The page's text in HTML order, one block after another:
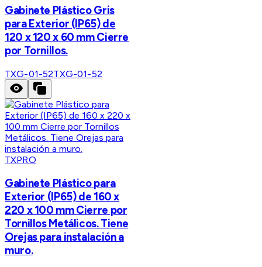
Gabinete Plástico Gris
para Exterior (IP65) de
120 x 120 x 60 mm Cierre
por Tornillos.
TXG-01-52TXG-01-52
TXPRO
Gabinete Plástico para
Exterior (IP65) de 160 x
220 x 100 mm Cierre por
Tornillos Metálicos. Tiene
Orejas para instalación a
muro.